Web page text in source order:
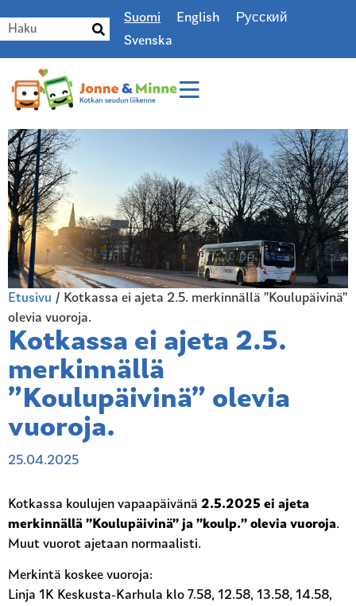
Suomi English
Русский
Svenska
Etusivu / Kotkassa ei ajeta 2.5. merkinnällä ”Koulupäivinä”
olevia vuoroja.
Kotkassa ei ajeta 2.5.
merkinnällä
”Koulupäivinä” olevia
vuoroja.
25.04.2025
Kotkassa koulujen vapaapäivänä 2.5.2025 ei ajeta
merkinnällä ”Koulupäivinä” ja ”koulp.” olevia vuoroja.
Muut vuorot ajetaan normaalisti.
Merkintä koskee vuoroja:
Linja 1K Keskusta-Karhula klo 7.58, 12.58, 13.58, 14.58,